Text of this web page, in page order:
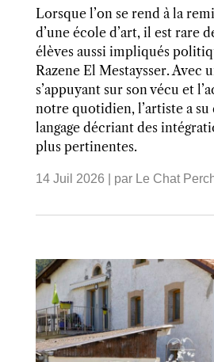
Lorsque l’on se rend à la
d’une école d’art, il est rare
élèves aussi impliqués
Razene El Mestaysser. Avec
s’appuyant sur son vécu et
notre quotidien, l’artiste a
langage décriant des
plus pertinentes.
14 Juil 2026 | par Le Chat